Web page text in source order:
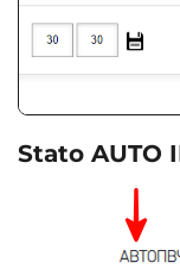
Stato AUTO